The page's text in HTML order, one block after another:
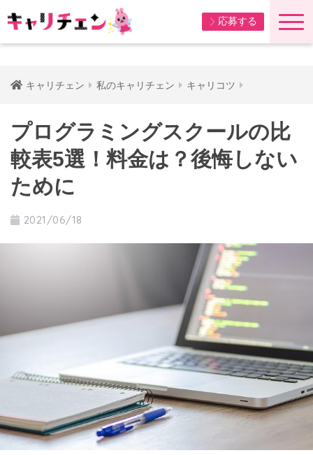
応募する
キャリチェン 私のキャリチェン キャリコツ
プログラミングスクールの比
較表5選！料金は？後悔しない
ために
2021/06/18